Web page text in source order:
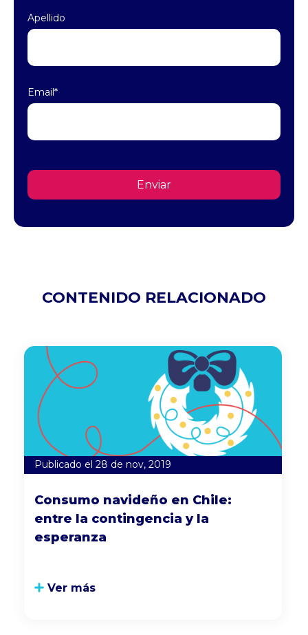
Apellido
Email*
CONTENIDO RELACIONADO
Publicado el 28 de nov, 2019
Consumo navideño en Chile:
entre la contingencia y la
esperanza
Ver más